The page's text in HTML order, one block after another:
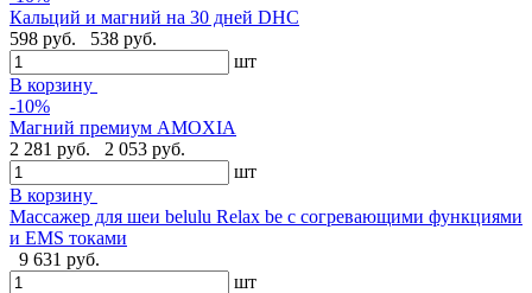
Кальций и магний на 30 дней DHC
598 руб.
538 руб.
шт
В корзину
-10%
Магний премиум AMOXIA
2 281 руб.
2 053 руб.
шт
В корзину
Массажер для шеи belulu Relax be с согревающими функциями
и EMS токами
9 631 руб.
шт